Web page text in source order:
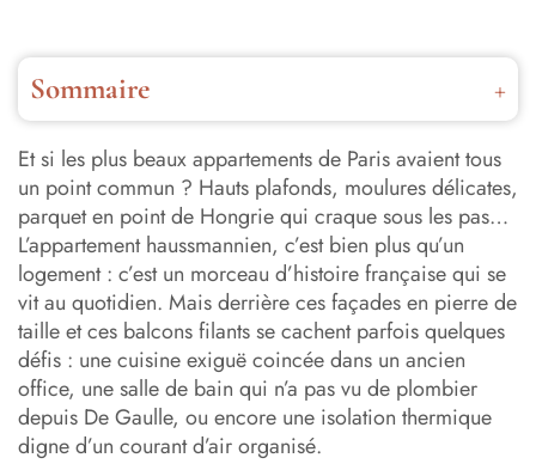
Sommaire
Qu’est-ce qu’un appartement haussmannien ?
Quelles sont les caractéristiques d’un appartement
haussmannien ?
Pourquoi les appartements haussmanniens plaisent autant
(encore aujourd’hui) ?
Les inconvénients à connaître avant de craquer pour un
appartement haussmannien
Comment rénover un appartement haussmannien sans le
dénaturer ?
Et si les plus beaux appartements de Paris avaient tous
un point commun ? Hauts plafonds, moulures délicates,
parquet en point de Hongrie qui craque sous les pas…
L’appartement haussmannien, c’est bien plus qu’un
logement : c’est un morceau d’histoire française qui se
vit au quotidien. Mais derrière ces façades en pierre de
taille et ces balcons filants se cachent parfois quelques
défis : une cuisine exiguë coincée dans un ancien
office, une salle de bain qui n’a pas vu de plombier
depuis De Gaulle, ou encore une isolation thermique
digne d’un courant d’air organisé.